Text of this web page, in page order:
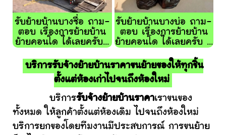
รับย้ายบ้านบางซื่อ ถาม-
ตอบ เรื่องการย้ายบ้าน
ย้ายคอนโด ได้เลยครับ...
รับย้ายบ้านบางบ่อ ถาม-
ตอบ เรื่องการย้ายบ้าน
ย้ายคอนโด ได้เลยครับ ...
บริการรับจ้างย้ายบ้านราคาขนย้ายของให้ทุกชิ้น
ตั้งแต่ห้องเก่าไปจนถึงห้องใหม่
บริการรับจ้างย้ายบ้านราคาเราขนของ
ทั้งหมด ให้ลูกค้าตั้งแต่ห้องเดิม ไปจนถึงห้องใหม่
บริการยกของโดยทีมงานมีประสบการณ์ การขนย้าย